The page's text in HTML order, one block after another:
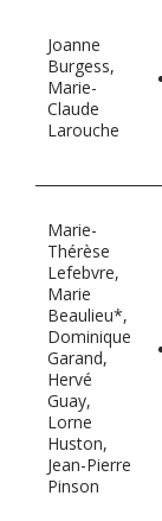
Joanne
Burgess,
Marie-
Claude
Larouche
Marie-
Thérèse
Lefebvre,
Marie
Beaulieu*,
Dominique
Garand,
Hervé
Guay,
Lorne
Huston,
Jean-Pierre
Pinson